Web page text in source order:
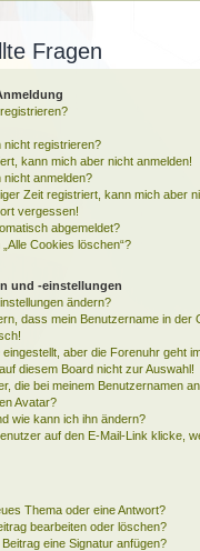
Fragen
nicht registrieren?
kann mich aber nicht anmelden!
anmelden?
Zeit registriert, kann mich aber
vergessen!
abgemeldet?
Cookies löschen“?
und -einstellungen
ändern?
dass mein Benutzername in der
aber die Forenuhr geht
diesem Board nicht zur Auswahl!
die bei meinem Benutzernamen
Avatar?
wie kann ich ihn ändern?
auf den E-Mail-Link klicke,
Thema oder eine Antwort?
bearbeiten oder löschen?
eine Signatur anfügen?